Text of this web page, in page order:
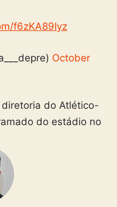
f6zKA89Iyz
October
do Atlético-
do estádio no